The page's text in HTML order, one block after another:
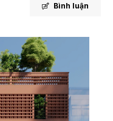
Bình luận